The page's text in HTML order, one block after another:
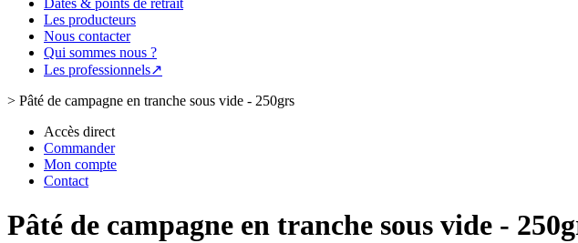
Dates & points de retrait
Les producteurs
Nous contacter
Qui sommes nous ?
Les professionnels↗
> Pâté de campagne en tranche sous vide - 250grs
Accès direct
Commander
Mon compte
Contact
Pâté de campagne en tranche sous vide -